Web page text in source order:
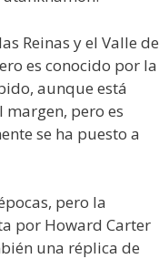
Reinas y el Valle de
es conocido por la
aunque está
pero es
se ha puesto a
pero la
por Howard Carter
una réplica de